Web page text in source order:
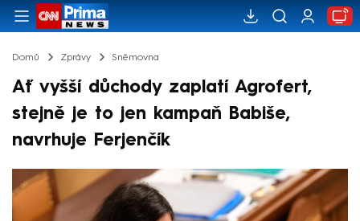
Domů Zprávy Sněmovna
Ať vyšší důchody zaplatí Agrofert,
stejně je to jen kampaň Babiše,
navrhuje Ferjenčík